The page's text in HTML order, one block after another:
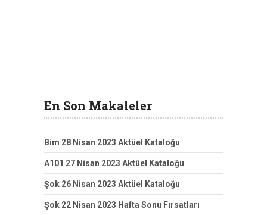
En Son Makaleler
Bim 28 Nisan 2023 Aktüel Kataloğu
A101 27 Nisan 2023 Aktüel Kataloğu
Şok 26 Nisan 2023 Aktüel Kataloğu
Şok 22 Nisan 2023 Hafta Sonu Fırsatları